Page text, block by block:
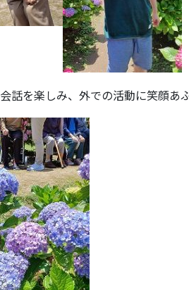
話を楽しみ、外での活動に笑顔あ